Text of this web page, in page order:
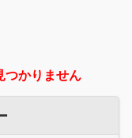
つかりません